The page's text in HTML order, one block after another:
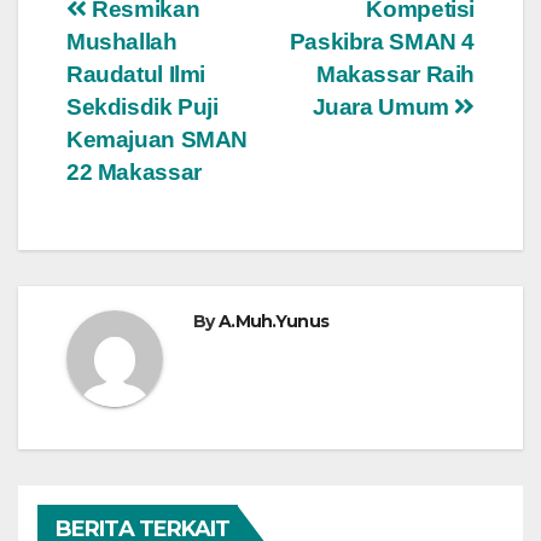
Navigasi
pos
Kompetisi
Paskibra SMAN 4
Makassar Raih
Juara Umum
Resmikan
Mushallah
Raudatul Ilmi
Sekdisdik Puji
Kemajuan SMAN
22 Makassar
ByA.Muh.Yunus
BERITA TERKAIT